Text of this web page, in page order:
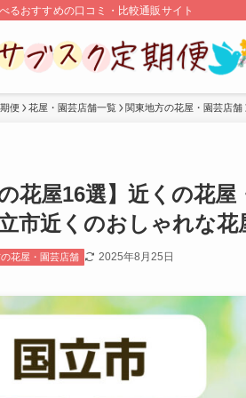
るおすすめの口コミ・比較通販サイト
便 花屋・園芸店舗一覧 関東地方の花屋・園芸店舗
の花屋16選】近くの花
市近くのおしゃれな花
花屋・園芸店舗 2025年8月25日